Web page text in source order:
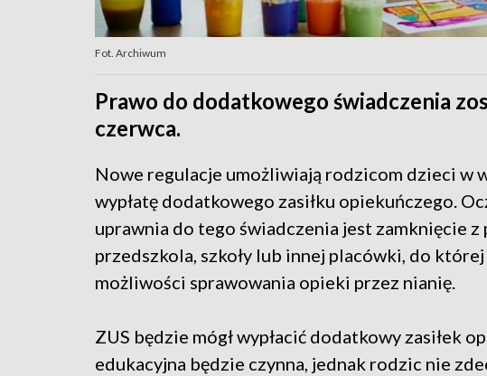
Fot. Archiwum
Prawo do dodatkowego świadczenia
czerwca.
Nowe regulacje umożliwiają rodzicom dzieci w
wypłatę dodatkowego zasiłku opiekuńczego.
uprawnia do tego świadczenia jest zamknięcie z
przedszkola, szkoły lub innej placówki, do
możliwości sprawowania opieki przez nianię.
ZUS będzie mógł wypłacić dodatkowy zasiłek
edukacyjna będzie czynna, jednak rodzic nie